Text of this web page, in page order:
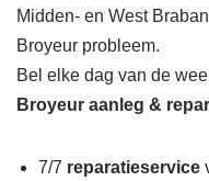
Midden- en West
Broyeur probleem.
Bel elke dag van de
Broyeur aanleg &
7/7 reparatieservice